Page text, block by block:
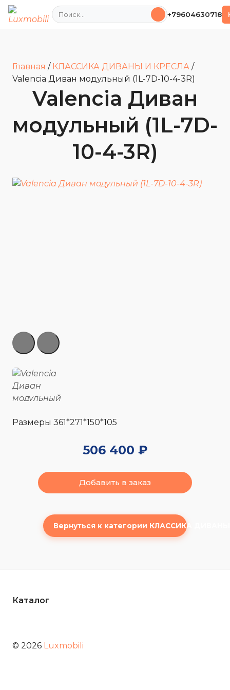
Поиск +79604630718
Главная / КЛАССИКА ДИВАНЫ И КРЕСЛА /
Valencia Диван модульный (1L-7D-10-4-3R)
Valencia Диван
модульный (1L-7D-
10-4-3R)
Размеры 361*271*150*105
506 400 ₽
Добавить в заказ
Вернуться к категории КЛАССИКА
Каталог
© 2026 Luxmobili